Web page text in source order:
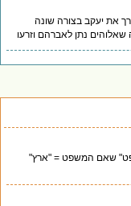
יעקב בצורה שונה
נתן לאברהם וזרעו
שאם המשפט = "ארץ"